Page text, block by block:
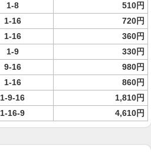
1-8
510円
1-16 720円
1-16
360円
1-9
330円
9-16
980円
1-16
860円
1-9-16
1,810円
1-16-9 4,610円